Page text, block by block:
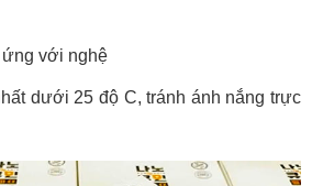
ứng với nghệ
dưới 25 độ C, tránh ánh nắng trực